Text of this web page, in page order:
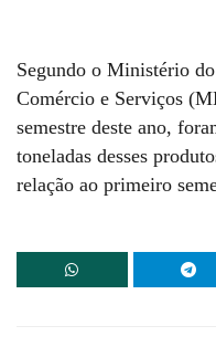
Segundo o Ministério
Comércio e Serviços
semestre deste ano,
toneladas desses
relação ao primeiro